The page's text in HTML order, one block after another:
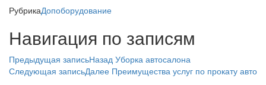
РубрикаДопоборудование
Навигация по записям
Предыдущая записьНазад Уборка автосалона
Следующая записьДалее Преимущества услуг по прокату авто